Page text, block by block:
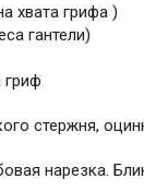
хвата грифа )
гантели)
гриф
стержня,
нарезка.